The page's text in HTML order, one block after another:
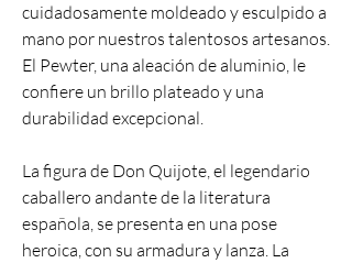
cuidadosamente moldeado y esculpido a
mano por nuestros talentosos artesanos.
El Pewter, una aleación de aluminio, le
confiere un brillo plateado y una
durabilidad excepcional.
La figura de Don Quijote, el legendario
caballero andante de la literatura
española, se presenta en una pose
heroica, con su armadura y lanza. La